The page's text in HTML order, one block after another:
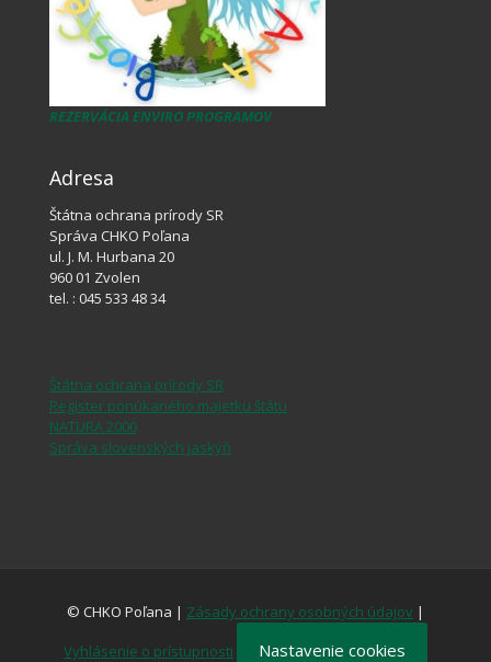
REZERVÁCIA ENVIRO PROGRAMOV
Adresa
Štátna ochrana prírody SR
Správa CHKO Poľana
ul. J. M. Hurbana 20
960 01 Zvolen
tel. : 045 533 48 34
Štátna ochrana prírody SR
Register ponúkaného majetku štátu
NATURA 2000
Správa slovenských jaskýň
© CHKO Poľana | Zásady ochrany osobných údajov |
Vyhlásenie o prístupnosti
Nastavenie cookies